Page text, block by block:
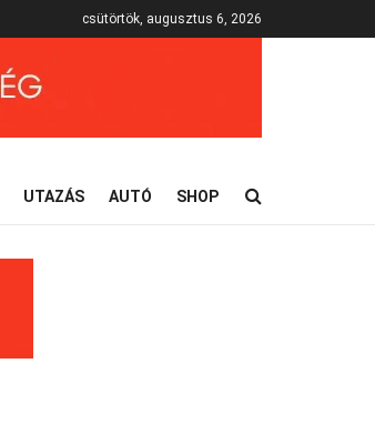
csütörtök, augusztus 6, 2026
UTAZÁS AUTÓ SHOP